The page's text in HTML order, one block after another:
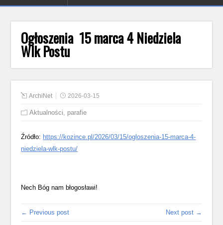
Ogłoszenia 15 marca 4 Niedziela
Wlk Postu
ArchiNet 2026-03-15
Aktualności, parafie
Źródło: https://kozince.pl/2026/03/15/ogloszenia-15-marca-4-
niedziela-wlk-postu/
Nech Bóg nam błogosławi!
← Previous post Next post →